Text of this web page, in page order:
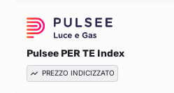
Pulsee PER TE Index
PREZZO INDICIZZATO